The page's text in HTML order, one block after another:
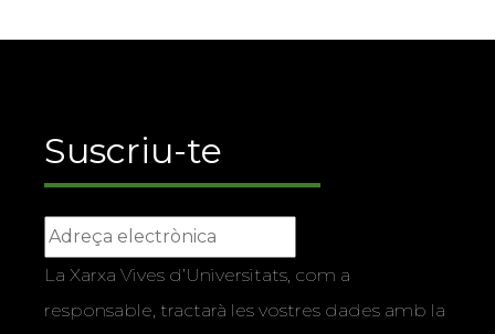
Suscriu-te
La Xarxa Vives d’Universitats, com a
responsable, tractarà les vostres dades amb la